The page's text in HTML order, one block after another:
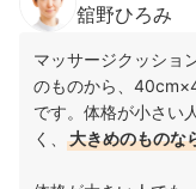
舘野ひろみ
マッサージクッショ
のものから、
です。体格が小さい
く、
大きめのものな